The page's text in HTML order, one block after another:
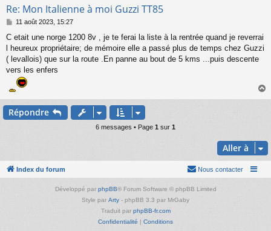
Re: Mon Italienne à moi Guzzi TT85
M
s
s
a
g
11 août 2023, 15:27
C etait une norge 1200 8v , je te ferai la liste à la rentrée quand je reverrai
l heureux propriétaire; de mémoire elle a passé plus de temps chez Guzzi
( levallois) que sur la route .En panne au bout de 5 kms ...puis descente
vers les enfers
a
Répondre
6 messages • Page 1 sur 1
Aller à
Index du forum Nous contacter
Développé par phpBB® Forum Software © phpBB Limited
Style par Arty - phpBB 3.3 par MrGaby
Traduit par phpBB-fr.com
Confidentialité | Conditions